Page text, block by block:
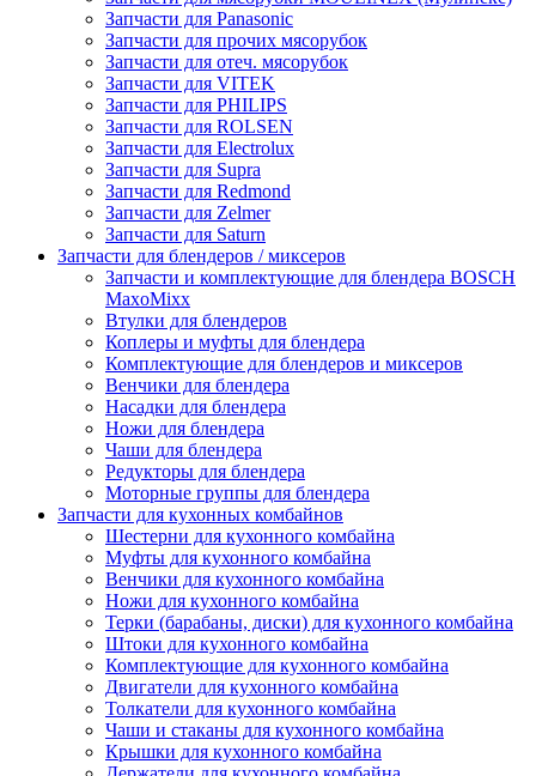
Запчасти для Panasonic
Запчасти для прочих мясорубок
Запчасти для отеч. мясорубок
Запчасти для VITEK
Запчасти для PHILIPS
Запчасти для ROLSEN
Запчасти для Electrolux
Запчасти для Supra
Запчасти для Redmond
Запчасти для Zelmer
Запчасти для Saturn
Запчасти для блендеров / миксеров
Запчасти и комплектующие для блендера BOSCH
MaxoMixx
Втулки для блендеров
Коплеры и муфты для блендера
Комплектующие для блендеров и миксеров
Венчики для блендера
Насадки для блендера
Ножи для блендера
Чаши для блендера
Редукторы для блендера
Моторные группы для блендера
Запчасти для кухонных комбайнов
Шестерни для кухонного комбайна
Муфты для кухонного комбайна
Венчики для кухонного комбайна
Ножи для кухонного комбайна
Терки (барабаны, диски) для кухонного комбайна
Штоки для кухонного комбайна
Комплектующие для кухонного комбайна
Двигатели для кухонного комбайна
Толкатели для кухонного комбайна
Чаши и стаканы для кухонного комбайна
Крышки для кухонного комбайна